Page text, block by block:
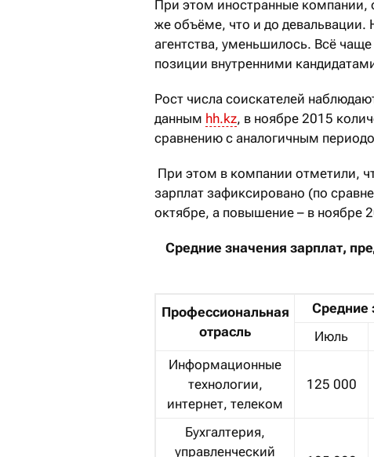
При этом иностранные компании,
же объёме, что и до девальвации.
агентства, уменьшилось. Всё
позиции внутренними
Рост числа соискателей
данным hh.kz, в ноябре 2015
сравнению с аналогичным
При этом в компании отметили,
зарплат зафиксировано (по
октябре, а повышение – в ноябре
Средние значения зарплат,
Профессиональная
отрасль
Средние
Июль
Информационные
технологии,
интернет, телеком
125 000
Бухгалтерия,
управленческий